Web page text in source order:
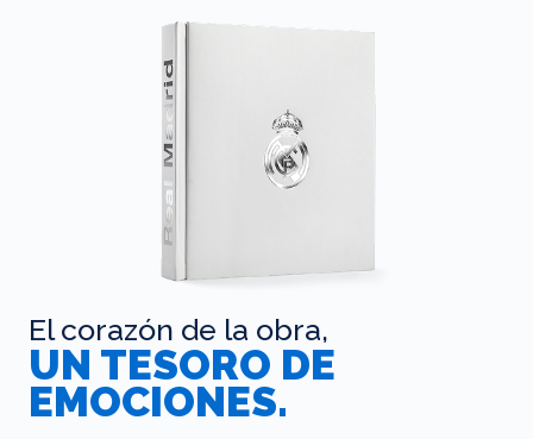
El corazón de la obra,
UN TESORO DE
EMOCIONES.